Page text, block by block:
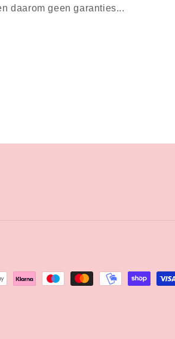
daarom geen garanties...